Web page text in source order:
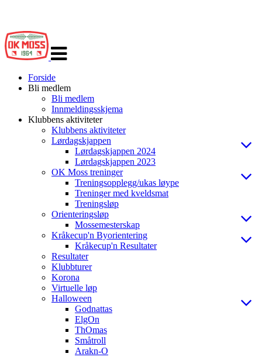
navigasjon
Forside
Bli medlem
Bli medlem
Innmeldingsskjema
Klubbens aktiviteter
Klubbens aktiviteter
Lørdagskjappen
Lørdagskjappen 2024
Lørdagskjappen 2023
OK Moss treninger
Treningsopplegg/ukas løype
Treninger med kveldsmat
Treningsløp
Orienteringsløp
Mossemesterskap
Kråkecup'n Byorientering
Kråkecup'n Resultater
Resultater
Klubbturer
Korona
Virtuelle løp
Halloween
Godnattas
ElgOn
ThOmas
Småtroll
Arakn-O